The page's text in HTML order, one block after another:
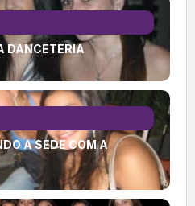
DANCETERIA
A SEDE COM A